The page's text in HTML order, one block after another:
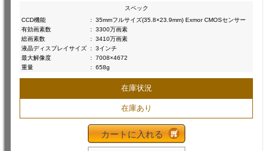
スペック
CCD機能
:
35mmフルサイズ(35.8×23.9mm) Exmor CMOSセンサー
有効画素数
:
3300万画素
総画素数
:
3410万画素
液晶ディスプレイサイズ :
3インチ
最大解像度
:
7008×4672
重量
: 658g
在庫状況
在庫あり
カートに入れる